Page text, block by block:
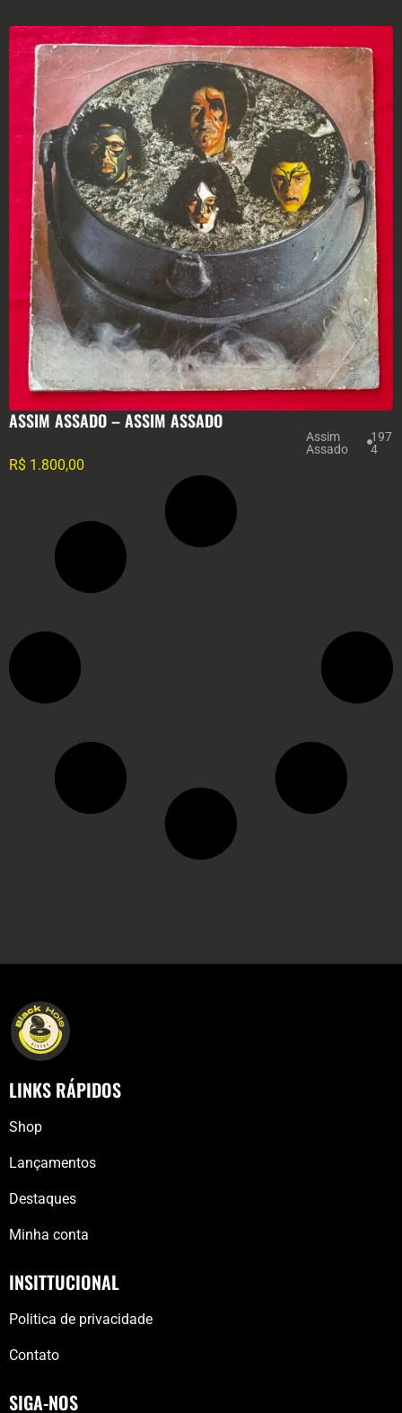
ASSIM ASSADO – ASSIM ASSADO
Assim
Assado
197
4
R$ 1.800,00
LINKS RÁPIDOS
Shop
Lançamentos
Destaques
Minha conta
INSITTUCIONAL
Politica de privacidade
Contato
SIGA-NOS